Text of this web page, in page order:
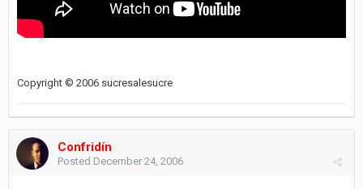
Copyright © 2006 sucresalesucre
Confridín
Posted December 24, 2006